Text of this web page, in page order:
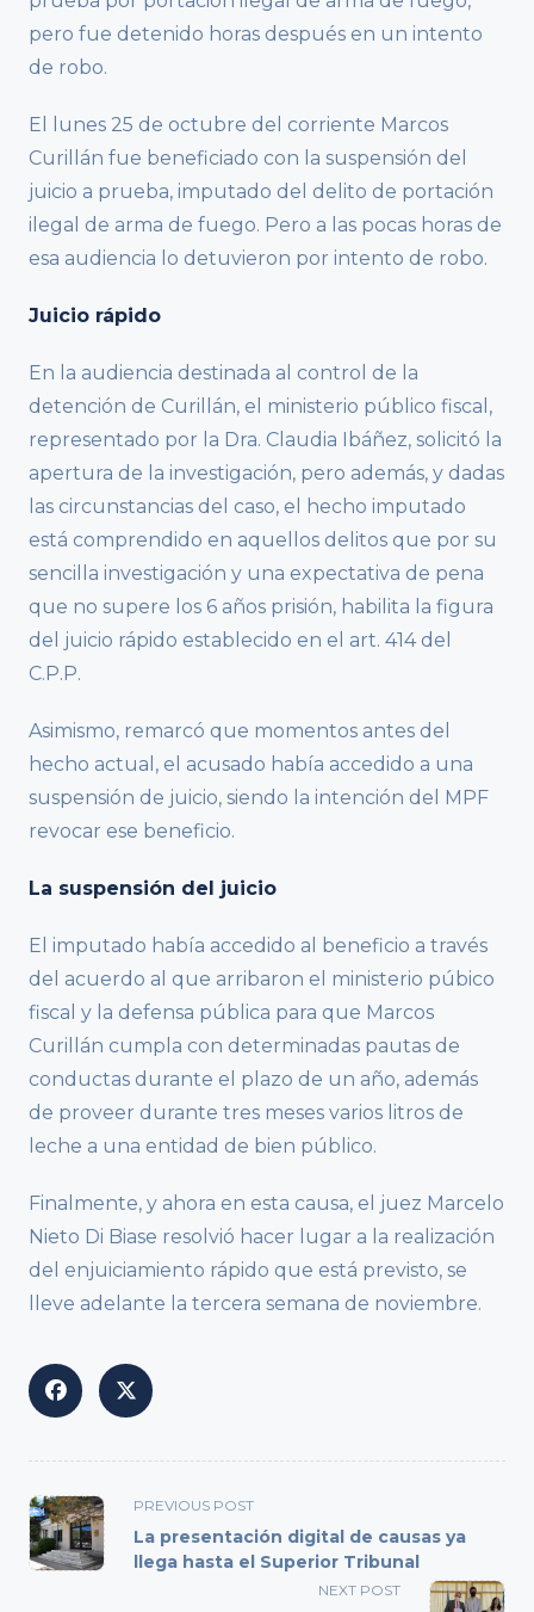
pero fue detenido horas después en un intento
de robo.
El lunes 25 de octubre del corriente Marcos
Curillán fue beneficiado con la suspensión del
juicio a prueba, imputado del delito de portación
ilegal de arma de fuego. Pero a las pocas horas de
esa audiencia lo detuvieron por intento de robo.
Juicio rápido
En la audiencia destinada al control de la
detención de Curillán, el ministerio público fiscal,
representado por la Dra. Claudia Ibáñez, solicitó la
apertura de la investigación, pero además, y dadas
las circunstancias del caso, el hecho imputado
está comprendido en aquellos delitos que por su
sencilla investigación y una expectativa de pena
que no supere los 6 años prisión, habilita la figura
del juicio rápido establecido en el art. 414 del
C.P.P.
Asimismo, remarcó que momentos antes del
hecho actual, el acusado había accedido a una
suspensión de juicio, siendo la intención del MPF
revocar ese beneficio.
La suspensión del juicio
El imputado había accedido al beneficio a través
del acuerdo al que arribaron el ministerio púbico
fiscal y la defensa pública para que Marcos
Curillán cumpla con determinadas pautas de
conductas durante el plazo de un año, además
de proveer durante tres meses varios litros de
leche a una entidad de bien público.
Finalmente, y ahora en esta causa, el juez Marcelo
Nieto Di Biase resolvió hacer lugar a la realización
del enjuiciamiento rápido que está previsto, se
lleve adelante la tercera semana de noviembre.
<span
class="nav-
subtitle
PREVIOUS POST
La presentación digital de causas ya
llega hasta el Superior Tribunal
NEXT POST